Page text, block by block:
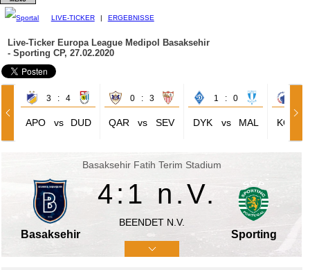
LIVE-TICKER | ERGEBNISSE
Live-Ticker Europa League Medipol Basaksehir
- Sporting CP, 27.02.2020
3 : 4
APO vs DUD
0 : 3
QAR vs SEV
1 : 0
DYK vs MAL KOP
Basaksehir Fatih Terim Stadium
Basaksehir
4:1 n.V.
BEENDET N.V.
Sporting